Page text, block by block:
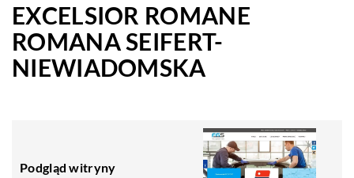
EXCELSIOR ROMANE
ROMANA SEIFERT-
NIEWIADOMSKA
Podgląd witryny